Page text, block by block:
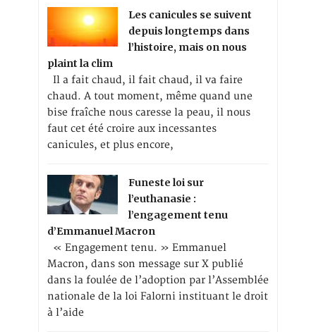
Les canicules se suivent
depuis longtemps dans
l’histoire, mais on nous
plaint la clim
Il a fait chaud, il fait chaud, il va faire
chaud. A tout moment, même quand une
bise fraîche nous caresse la peau, il nous
faut cet été croire aux incessantes
canicules, et plus encore,
Funeste loi sur
l’euthanasie :
l’engagement tenu
d’Emmanuel Macron
« Engagement tenu. » Emmanuel
Macron, dans son message sur X publié
dans la foulée de l’adoption par l’Assemblée
nationale de la loi Falorni instituant le droit
à l’aide